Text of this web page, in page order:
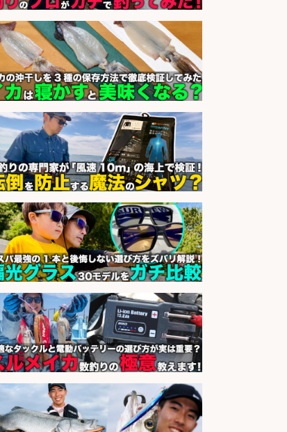
福岡「現場監督」/釣り好き歓迎/残
業10時間/経験者歓迎
会社名 広松久水産株式会社
sponsored by 求人ボックス
魚をさばける方必見「鮮魚部門スタ
ッフ」/3つの働き方が選べる
会社名 株式会社旬
sponsored by 求人ボックス
宮崎/魚や漁業に関わる現場・事務
の「総合職」 未経験可
会社名 宮崎県漁業協同組合連合会
sponsored by 求人ボックス
香川県のおいしい魚を届ける「提
案・加工の工程管理」未経験OK
会社名 株式会社高松東魚市場
sponsored by 求人ボックス
さらに求人情報を見る